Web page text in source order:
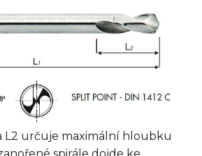
L2 určuje maximální hloubku